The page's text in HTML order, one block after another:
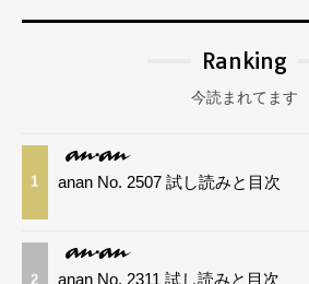
Ranking
今読まれてます
1 anan No. 2507 試し読みと目次
2 anan No. 2311 試し読みと目次